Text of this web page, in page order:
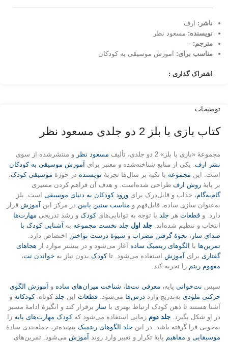
ناشر: ارف
نویسنده: مسعود نظر
مترجم: –
مناسب برای: آموزش موسیقی به کودکان
اشتراک گذاری :
توضیحات
کتاب بازی با بلز 2 دو جلدی مسعود نظر
مجموعهٔ «بازی با بلز» 2 دو جلدی، تألیف مسعود نظر و منتشرشده از سوی
نشر ارف. یکی از منابع شناخته‌شده و معتبر برای آموزش موسیقی به کودکان
است. این مجموعه با تکیه بر سال‌ها تجربهٔ نویسنده در حوزهٔ موسیقی کودک،
بر پایهٔ روش ارف طراحی شده‌است. و هدف آن فراهم کردن مسیری
گام‌به‌گام، جذاب و قابل‌درک برای ورود کودکان به دنیای موسیقی است. بلز
به‌عنوان سازی ساده، قابل‌فهم و مناسب سنین پایین در مرکز این آموزش قرار
دارد. و قطعات هر جلد با توجه به توانایی‌هایکودک و رشد تدریجی مهارت‌ها
انتخاب و تنظیم شده‌اند. جلد اول جلد نخست مجموعه به آشنایی کودک با
صدای ساز ، نحوهٔ گرفتن‌ مضراب و شیوهٔ درست نواختن‌‌ اختصاص دارد.
تمرین‌ها با الگوهای ریتمیک ساده آغاز می‌شود و در بیشتر موارد از هجاهای
گفتاری برای آموزش استفاده می‌شود. تاکودک بدون نیاز به خواندن‌ نت،
مفهوم ریتم را تجربه کند.
سپس نت‌خوانی پایه، معرفی نت‌ها، شناخت میزان‌های ساده و آموزش الگوی
حرکتی ملودی به‌تدریج وارد درس‌ها می‌شود. قطعات این جلد کوتاه،کودکانه و
آشنا هستند تا ذهن کودک ارتباط بهتری با ساز برقرار کند و انگیزهٔ ادامهٔ مسیر
در او شکل بگیرد. جلد دوم زمانی استفاده می‌شود کهکودک مهارت‌های پایه را
به‌خوبی فرا گرفته‌ باشد. در این جلد الگوهای ریتمیک پیچیده‌تر، جمله‌بندی سادهٔ
موسیقایی و مفاهیم پایهٔ تکرار و تغییر وارد روند آموزش می‌شود. تمرین‌های